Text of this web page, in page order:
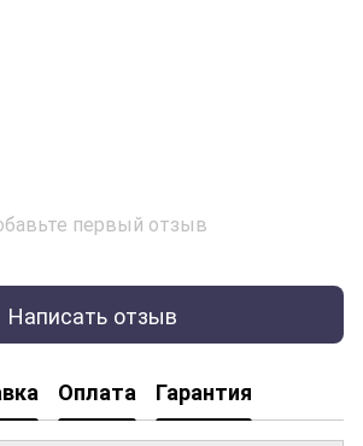
первый отзыв
Написать отзыв
Оплата Гарантия